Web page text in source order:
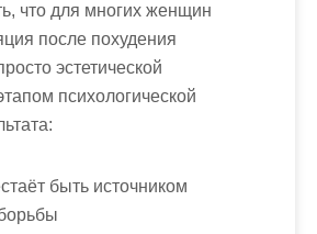
что для многих женщин
после похудения
эстетической
психологической
быть источником